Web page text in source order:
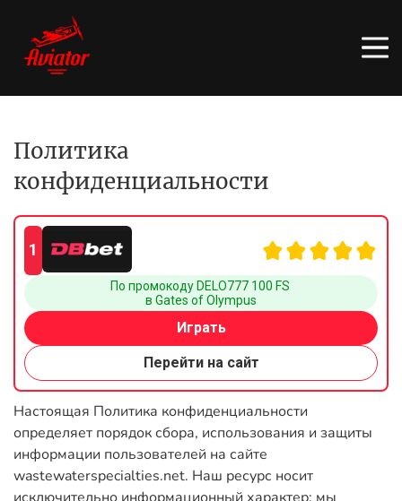
Политика
конфиденциальности
1
По промокоду DELO777 100 FS
в Gates of Olympus
Играть
Перейти на сайт
Настоящая Политика конфиденциальности
определяет порядок сбора, использования и защиты
информации пользователей на сайте
wastewaterspecialties.net. Наш ресурс носит
исключительно информационный характер: мы